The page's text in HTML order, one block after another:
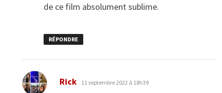
de ce film absolument sublime.
RÉPONDRE
Rick dit :
11 septembre 2022 à 18h39